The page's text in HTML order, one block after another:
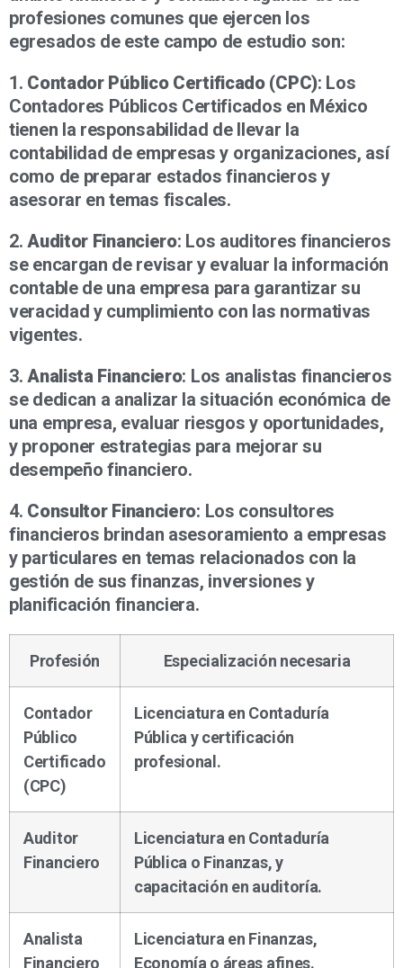
profesiones comunes que ejercen los
egresados de este campo de estudio son:
1. Contador Público Certificado (CPC): Los
Contadores Públicos Certificados en México
tienen la responsabilidad de llevar la
contabilidad de empresas y organizaciones, así
como de preparar estados financieros y
asesorar en temas fiscales.
2. Auditor Financiero: Los auditores financieros
se encargan de revisar y evaluar la información
contable de una empresa para garantizar su
veracidad y cumplimiento con las normativas
vigentes.
3. Analista Financiero: Los analistas financieros
se dedican a analizar la situación económica de
una empresa, evaluar riesgos y oportunidades,
y proponer estrategias para mejorar su
desempeño financiero.
4. Consultor Financiero: Los consultores
financieros brindan asesoramiento a empresas
y particulares en temas relacionados con la
gestión de sus finanzas, inversiones y
planificación financiera.
Profesión Especialización necesaria
Contador
Público
Certificado
(CPC)
Licenciatura en Contaduría
Pública y certificación
profesional.
Auditor
Financiero
Licenciatura en Contaduría
Pública o Finanzas, y
capacitación en auditoría.
Analista
Financiero
Licenciatura en Finanzas,
Economía o áreas afines.